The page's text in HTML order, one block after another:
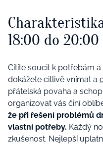
18:00 do
Cítíte soucit k potřebám
dokážete citlivě vnímat a
přátelská povaha a
organizovat vás činí
že při řešení problémů
vlastní potřeby. Každý
zkušenost. Nejlepší